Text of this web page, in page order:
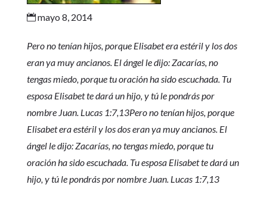
mayo 8, 2014
Pero no tenían hijos, porque Elisabet era estéril y los dos
eran ya muy ancianos. El ángel le dijo: Zacarías, no
tengas miedo, porque tu oración ha sido escuchada. Tu
esposa Elisabet te dará un hijo, y tú le pondrás por
nombre Juan. Lucas 1:7,13Pero no tenían hijos, porque
Elisabet era estéril y los dos eran ya muy ancianos. El
ángel le dijo: Zacarías, no tengas miedo, porque tu
oración ha sido escuchada. Tu esposa Elisabet te dará un
hijo, y tú le pondrás por nombre Juan. Lucas 1:7,13